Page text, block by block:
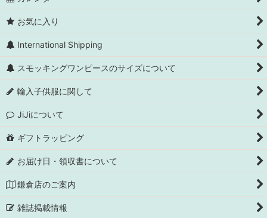
お気に入り
International Shipping
スモッキングワンピースのサイズについて
輸入子供服に関して
JiJiについて
ギフトラッピング
お届け日・領収書について
鎌倉店のご案内
雑誌掲載情報